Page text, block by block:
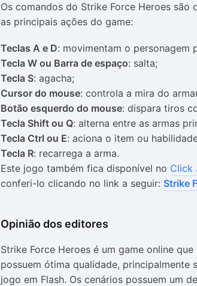
Os comandos do Strike Force Heroes
as principais ações do game:
Teclas A e D: movimentam o personagem
Tecla W ou Barra de espaço: salta;
Tecla S: agacha;
Cursor do mouse: controla a mira do
Botão esquerdo do mouse: dispara tiros
Tecla Shift ou Q: alterna entre as armas
Tecla Ctrl ou E: aciona o item ou
Tecla R: recarrega a arma.
Este jogo também fica disponível no Click
conferi-lo clicando no link a seguir: Strike
Opinião dos editores
Strike Force Heroes é um game online
possuem ótima qualidade, principalmente
jogo em Flash. Os cenários possuem um